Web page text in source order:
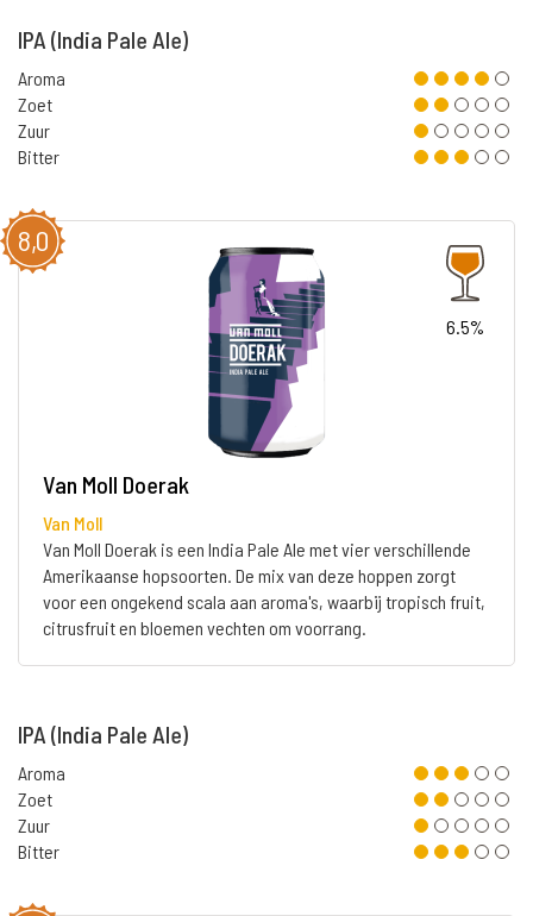
IPA (India Pale Ale)
Aroma
Zoet
Zuur
Bitter
8,0
6.5%
Van Moll Doerak
Van Moll
Van Moll Doerak is een India Pale Ale met vier verschillende
Amerikaanse hopsoorten. De mix van deze hoppen zorgt
voor een ongekend scala aan aroma's, waarbij tropisch fruit,
citrusfruit en bloemen vechten om voorrang.
IPA (India Pale Ale)
Aroma
Zoet
Zuur
Bitter